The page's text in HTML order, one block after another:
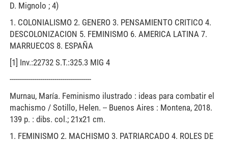
D. Mignolo ; 4)
1. COLONIALISMO 2. GENERO 3. PENSAMIENTO CRITICO 4.
DESCOLONIZACION 5. FEMINISMO 6. AMERICA LATINA 7.
MARRUECOS 8. ESPAÑA
[1] Inv.:22732 S.T.:325.3 MIG 4
----------------------------------------
Murnau, María. Feminismo ilustrado : ideas para combatir el
machismo / Sotillo, Helen. -- Buenos Aires : Montena, 2018.
139 p. : dibs. col.; 21x21 cm.
1. FEMINISMO 2. MACHISMO 3. PATRIARCADO 4. ROLES DE